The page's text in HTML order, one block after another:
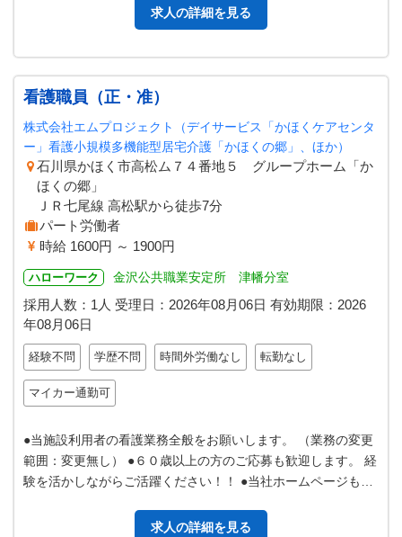
求人の詳細を見る
看護職員（正・准）
株式会社エムプロジェクト（デイサービス「かほくケアセンタ
ー」看護小規模多機能型居宅介護「かほくの郷」、ほか）
石川県かほく市高松ム７４番地５ グループホーム「か
ほくの郷」
ＪＲ七尾線 高松駅から徒歩7分
パート労働者
時給 1600円 ～ 1900円
ハローワーク 金沢公共職業安定所 津幡分室
採用人数：1人 受理日： 2026年08月06日 有効期限： 2026
年08月06日
経験不問 学歴不問 時間外労働なし 転勤なし
マイカー通勤可
●当施設利用者の看護業務全般をお願いします。 （業務の変更
範囲：変更無し） ●６０歳以上の方のご応募も歓迎します。 経
験を活かしながらご活躍ください！！ ●当社ホームページも、
求人の詳細を見る